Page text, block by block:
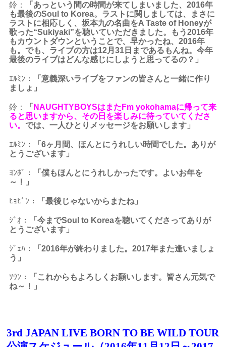
鈴：
「あっという間の時間が来てしまいました、2016年
も最後のSoul to Korea。ラストに関しましては、まさに
ラストに相応しく、坂本九の名曲をA Taste of Honeyが
歌った“Sukiyaki”を聴いていただきました。もう2016年
もカウントダウンということで、早かったね、2016年
も。でも、ライブの方は12月31日まであるもんね。今年
最後のライブはどんな感じにしようと思ってるの？ 」
ｴﾙﾐﾝ：
「意義深いライブをファンの皆さんと一緒に作り
ましょ」
鈴： 「 NAUGHTYBOYSはまたFm yokohamaに帰って来
ると思いますから、その日を楽しみに待っていてくださ
い。では、一人ひとりメッセージをお願いします」
ｴﾙﾐﾝ：
「6ヶ月間、ほんとにうれしい時間でした。ありが
とうございます」
ﾖﾝﾎﾞ：
「僕もほんとにうれしかったです。よいお年を
～！」
ﾋｮﾋﾞﾝ： 「最後じゃないからまたね」
ｼﾞｵ：
「今までSoul to Koreaを聴いてくださってありが
とうございます」
ｼﾞｪﾊ：
「2016年が終わりました。2017年また逢いましょ
う」
ｿｳﾝ：
「これからもよろしくお願いします。皆さん元気で
ね～！」
3rd JAPAN LIVE BORN TO BE WILD TOUR